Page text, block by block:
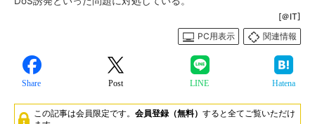
[＠IT]
PC用表示
関連情報
Share Post LINE Hatena
この記事は会員限定です。 会員登録（無料） すると全てご覧いただけ